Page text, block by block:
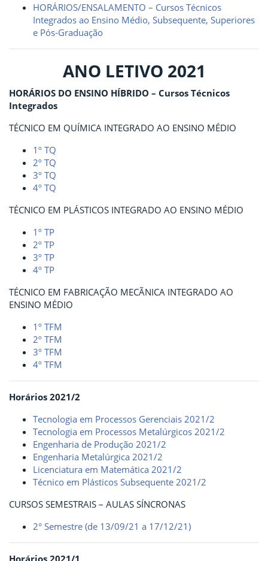
HORÁRIOS/ENSALAMENTO – Cursos Técnicos
Integrados ao Ensino Médio, Subsequente, Superiores
e Pós-Graduação
ANO LETIVO 2021
HORÁRIOS DO ENSINO HÍBRIDO – Cursos Técnicos
Integrados
TÉCNICO EM QUÍMICA INTEGRADO AO ENSINO MÉDIO
1º TQ
2º TQ
3º TQ
4º TQ
TÉCNICO EM PLÁSTICOS INTEGRADO AO ENSINO MÉDIO
1º TP
2º TP
3º TP
4º TP
TÉCNICO EM FABRICAÇÃO MECÃNICA INTEGRADO AO
ENSINO MÉDIO
1º TFM
2º TFM
3º TFM
4º TFM
Horários 2021/2
Tecnologia em Processos Gerenciais 2021/2
Tecnologia em Processos Metalúrgicos 2021/2
Engenharia de Produção 2021/2
Engenharia Metalúrgica 2021/2
Licenciatura em Matemática 2021/2
Técnico em Plásticos Subsequente 2021/2
CURSOS SEMESTRAIS – AULAS SÍNCRONAS
2° Semestre (de 13/09/21 a 17/12/21)
Horários 2021/1